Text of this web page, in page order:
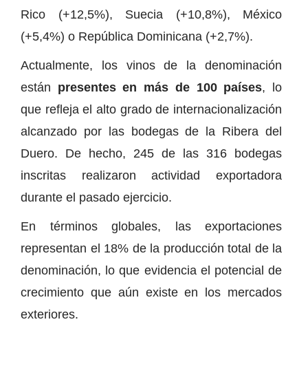
Rico (+12,5%), Suecia (+10,8%), México
(+5,4%) o República Dominicana (+2,7%).
Actualmente, los vinos de la denominación
están presentes en más de 100 países, lo
que refleja el alto grado de internacionalización
alcanzado por las bodegas de la Ribera del
Duero. De hecho, 245 de las 316 bodegas
inscritas realizaron actividad exportadora
durante el pasado ejercicio.
En términos globales, las exportaciones
representan el 18% de la producción total de la
denominación, lo que evidencia el potencial de
crecimiento que aún existe en los mercados
exteriores.